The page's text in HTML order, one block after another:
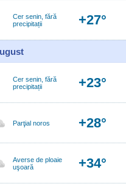
Cer senin, fără
precipitații
+27°
Cer senin, fără
precipitații
+23°
Parţial noros +28°
Averse de ploaie
uşoară
+34°